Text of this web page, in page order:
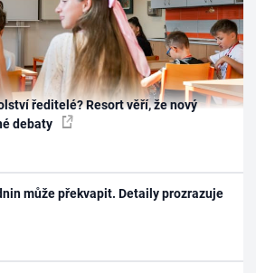
ředitelé? Resort věří, že nový
debaty
může překvapit. Detaily prozrazuje